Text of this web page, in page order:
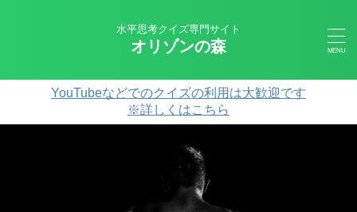
水平思考クイズ専門サイト
オリゾンの森
YouTubeなどでのクイズの利用は大歓迎です
※詳しくはこちら